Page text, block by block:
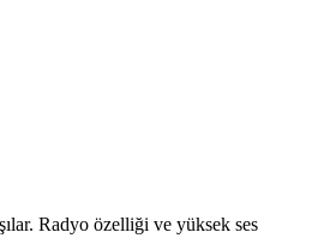
Radyo özelliği ve yüksek ses